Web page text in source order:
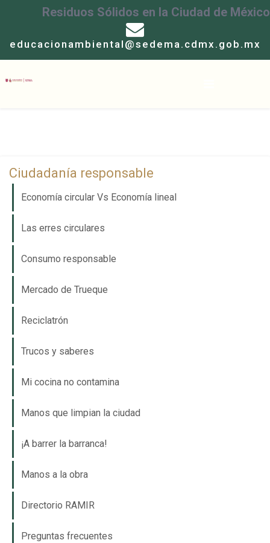
Residuos Sólidos en la Ciudad de México
educacionambiental@sedema.cdmx.gob.mx
Ciudadanía responsable
Economía circular Vs Economía lineal
Las erres circulares
Consumo responsable
Mercado de Trueque
Reciclatrón
Trucos y saberes
Mi cocina no contamina
Manos que limpian la ciudad
¡A barrer la barranca!
Manos a la obra
Directorio RAMIR
Preguntas frecuentes